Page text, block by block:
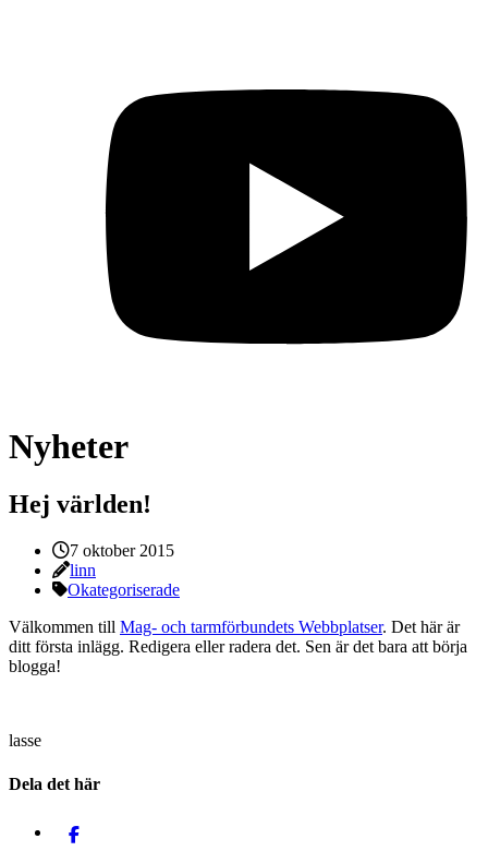
Nyheter
Hej världen!
Publicerat:
7 oktober 2015
Skrivet av:
linn
Kategorier:
Okategoriserade
Välkommen till Mag- och tarmförbundets Webbplatser. Det här är
ditt första inlägg. Redigera eller radera det. Sen är det bara att börja
blogga!
lasse
Dela det här